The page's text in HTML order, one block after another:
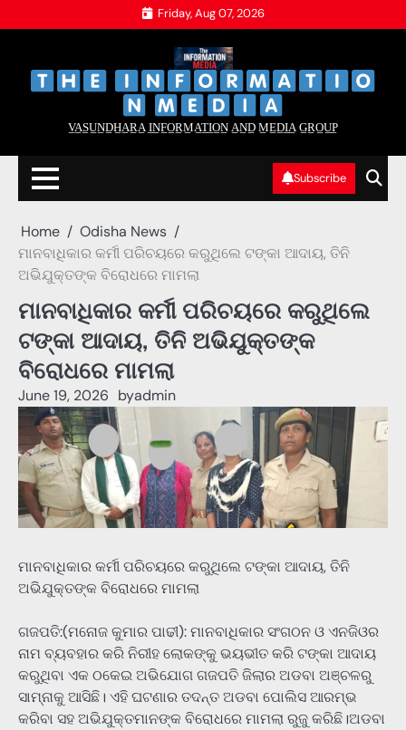
to
Friday, Aug 07, 2026
V̲A̲S̲U̲N̲D̲H̲A̲R̲A̲ I̲N̲F̲O̲R̲M̲A̲T̲I̲O̲N̲ A̲N̲D̲ M̲E̲D̲I̲A̲ G̲R̲O̲U̲P̲
Subscribe
Home
Odisha News
ମାନବାଧିକାର କର୍ମୀ ପରିଚୟରେ କରୁଥିଲେ ଟଙ୍କା ଆଦାୟ, ତିନି
ଅଭିଯୁକ୍ତଙ୍କ ବିରୋଧରେ ମାମଲା
ମାନବାଧିକାର କର୍ମୀ ପରିଚୟରେ କରୁଥିଲେ
ଟଙ୍କା ଆଦାୟ, ତିନି ଅଭିଯୁକ୍ତଙ୍କ
ବିରୋଧରେ ମାମଲା
June 19, 2026 byadmin
ମାନବାଧିକାର କର୍ମୀ ପରିଚୟରେ କରୁଥିଲେ ଟଙ୍କା ଆଦାୟ, ତିନି
ଅଭିଯୁକ୍ତଙ୍କ ବିରୋଧରେ ମାମଲା
ଗଜପତି:(ମନୋଜ କୁମାର ପାଢୀ): ମାନବାଧିକାର ସଂଗଠନ ଓ ଏନଜିଓର
ନାମ ବ୍ୟବହାର କରି ନିରୀହ ଲୋକଙ୍କୁ ଭୟଭୀତ କରି ଟଙ୍କା ଆଦାୟ
କରୁଥିବା ଏକ ଠକେଇ ଅଭିଯୋଗ ଗଜପତି ଜିଲାର ଅଡବା ଅଞ୍ଚଳରୁ
ସାମ୍ନାକୁ ଆସିଛି। ଏହି ଘଟଣାର ତଦନ୍ତ ଅଡବା ପୋଲିସ ଆରମ୍ଭ
କରିବା ସହ ଅଭିଯୁକ୍ତମାନଙ୍କ ବିରୋଧରେ ମାମଲା ରୁଜୁ କରିଛି।ଅଡବା